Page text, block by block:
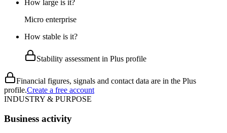
How large is it?
Micro enterprise
How stable is it?
Stability assessment in Plus profile
Financial figures, signals and contact data are in the Plus
profile.Create a free account
INDUSTRY & PURPOSE
Business activity